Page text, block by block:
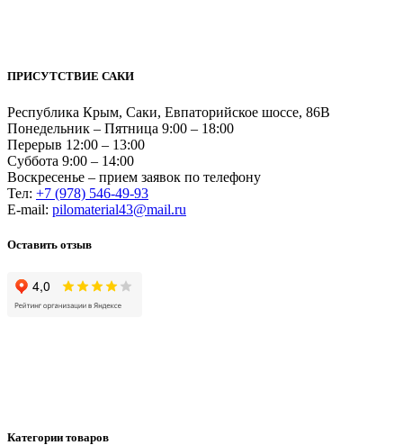
ПРИСУТСТВИЕ САКИ
Республика Крым, Саки, Евпаторийское шоссе, 86В
Понедельник – Пятница 9:00 – 18:00
Перерыв 12:00 – 13:00
Суббота 9:00 – 14:00
Воскресенье – прием заявок по телефону
Тел: +7 (978) 546-49-93
Е-mail: pilomaterial43@mail.ru
Оставить отзыв
Категории товаров